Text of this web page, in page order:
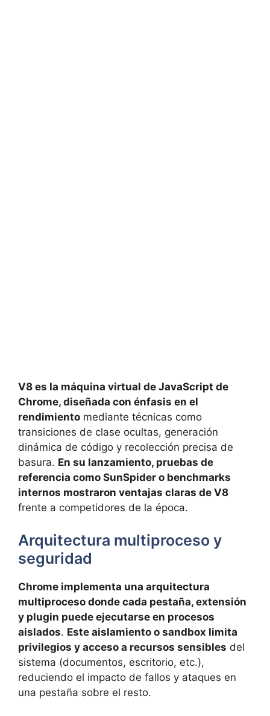
V8 es la máquina virtual de JavaScript de
Chrome, diseñada con énfasis en el
rendimiento mediante técnicas como
transiciones de clase ocultas, generación
dinámica de código y recolección precisa de
basura. En su lanzamiento, pruebas de
referencia como SunSpider o benchmarks
internos mostraron ventajas claras de V8
frente a competidores de la época.
Arquitectura multiproceso y
seguridad
Chrome implementa una arquitectura
multiproceso donde cada pestaña, extensión
y plugin puede ejecutarse en procesos
aislados. Este aislamiento o sandbox limita
privilegios y acceso a recursos sensibles del
sistema (documentos, escritorio, etc.),
reduciendo el impacto de fallos y ataques en
una pestaña sobre el resto.